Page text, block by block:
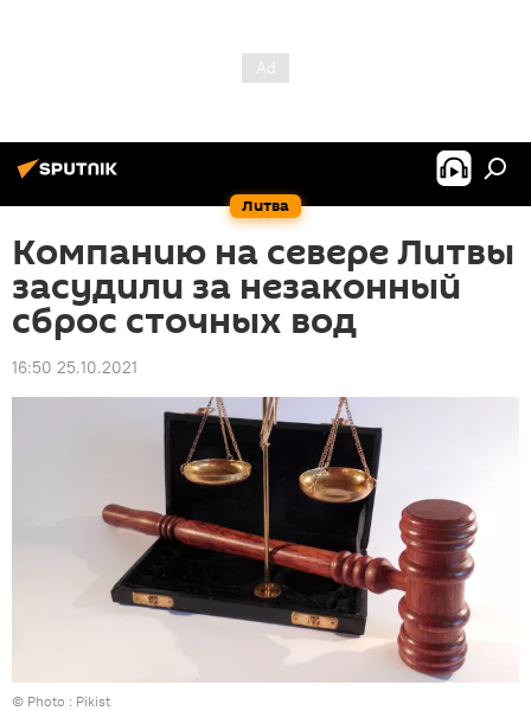
Литва
Компанию на севере Литвы
засудили за незаконный
сброс сточных вод
16:50 25.10.2021
© Photo : Рikist